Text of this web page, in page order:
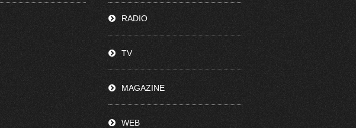
RADIO
TV
MAGAZINE
WEB